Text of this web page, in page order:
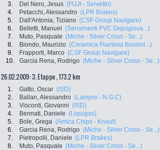
3.
Del Nero, Jesus (FUJI - Servetto)
4.
Petacchi, Alessandro (LPR Brakes)
5.
Dall'Antonia, Tiziano (CSF Group Navigare)
6.
Belletti, Manuel (Serramenti PVC Diquigiova...)
7.
Muto, Pasquale (Miche - Silver Cross - Se...)
8.
Biondo, Maurizio (Ceramica Flaminia Bossini...)
9.
Frapporti, Marco (CSF Group Navigare)
10.
Garcia Rena, Rodrigo (Miche - Silver Cross - Se...)
26.02.2009: 3. Etappe , 173.2 km
1. Gatto, Oscar (ISD)
2.
Ballan, Alessandro (Lampre - N.G.C)
3.
Visconti, Giovanni (ISD)
4.
Bennati, Daniele (Liquigas)
5.
Bole, Grega (Amica Chips - Knauf)
6.
Garcia Rena, Rodrigo (Miche - Silver Cross - Se...)
7.
Pietropolli, Daniele (LPR Brakes)
8.
Muto, Pasquale (Miche - Silver Cross - Se...)
Facebook
Twitter
Newsletter: